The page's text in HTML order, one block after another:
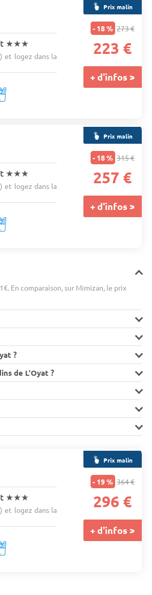
★★★
et logez dans la
Prix malin
- 18 % 273 €
223 €
+ d'infos >
★★★
et logez dans la
Prix malin
- 18 % 315 €
257 €
+ d'infos >
En comparaison, sur Mimizan, le prix
?
de L'Oyat ?
★★★
et logez dans la
Prix malin
- 19 % 364 €
296 €
+ d'infos >